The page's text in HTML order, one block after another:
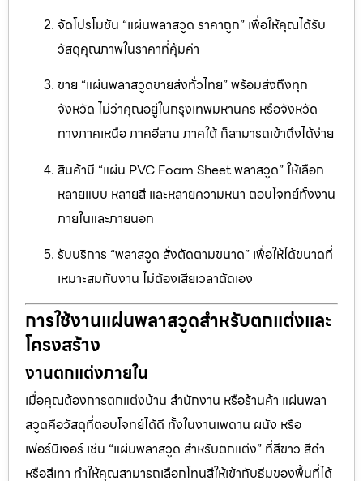
จัดโปรโมชัน “แผ่นพลาสวูด ราคาถูก” เพื่อให้คุณได้รับ
วัสดุคุณภาพในราคาที่คุ้มค่า
ขาย “แผ่นพลาสวูดขายส่งทั่วไทย” พร้อมส่งถึงทุก
จังหวัด ไม่ว่าคุณอยู่ในกรุงเทพมหานคร หรือจังหวัด
ทางภาคเหนือ ภาคอีสาน ภาคใต้ ก็สามารถเข้าถึงได้ง่าย
สินค้ามี “แผ่น PVC Foam Sheet พลาสวูด” ให้เลือก
หลายแบบ หลายสี และหลายความหนา ตอบโจทย์ทั้งงาน
ภายในและภายนอก
รับบริการ “พลาสวูด สั่งตัดตามขนาด” เพื่อให้ได้ขนาดที่
เหมาะสมกับงาน ไม่ต้องเสียเวลาตัดเอง
การใช้งานแผ่นพลาสวูดสำหรับตกแต่งและ
โครงสร้าง
งานตกแต่งภายใน
เมื่อคุณต้องการตกแต่งบ้าน สำนักงาน หรือร้านค้า แผ่นพลา
สวูดคือวัสดุที่ตอบโจทย์ได้ดี ทั้งในงานเพดาน ผนัง หรือ
เฟอร์นิเจอร์ เช่น “แผ่นพลาสวูด สำหรับตกแต่ง” ที่สีขาว สีดำ
หรือสีเทา ทำให้คุณสามารถเลือกโทนสีให้เข้ากับธีมของพื้นที่ได้